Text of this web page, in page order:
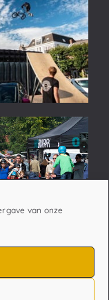
van onze